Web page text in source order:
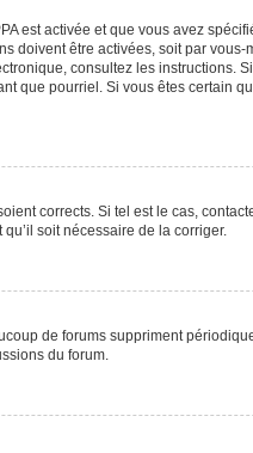
est activée et que vous avez
être activées, soit par
consultez les instructions.
que pourriel. Si vous êtes certain
corrects. Si tel est le cas,
soit nécessaire de la corriger.
de forums suppriment
du forum.